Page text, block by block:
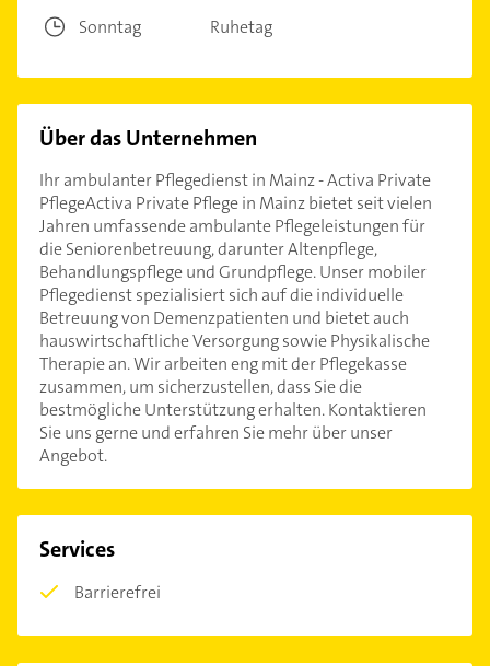
Sonntag
Ruhetag
Über das Unternehmen
Ihr ambulanter Pflegedienst in Mainz - Activa Private
PflegeActiva Private Pflege in Mainz bietet seit vielen
Jahren umfassende ambulante Pflegeleistungen für
die Seniorenbetreuung, darunter Altenpflege,
Behandlungspflege und Grundpflege. Unser mobiler
Pflegedienst spezialisiert sich auf die individuelle
Betreuung von Demenzpatienten und bietet auch
hauswirtschaftliche Versorgung sowie Physikalische
Therapie an. Wir arbeiten eng mit der Pflegekasse
zusammen, um sicherzustellen, dass Sie die
bestmögliche Unterstützung erhalten. Kontaktieren
Sie uns gerne und erfahren Sie mehr über unser
Angebot.
Services
Barrierefrei